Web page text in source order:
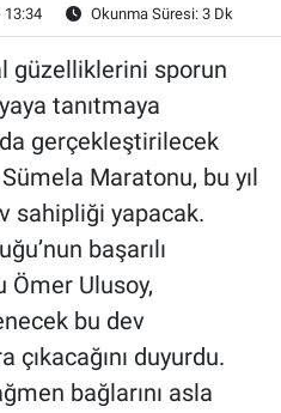
13:34 Okunma Süresi: 3 Dk
güzelliklerini sporun
tanıtmaya
gerçekleştirilecek
Maratonu, bu yıl
sahipliği yapacak.
başarılı
Ulusoy,
bu dev
duyurdu.
bağlarını asla